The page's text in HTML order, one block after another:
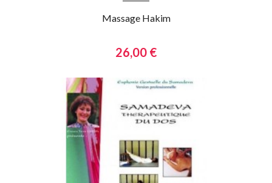
Massage Hakim
26,00 €